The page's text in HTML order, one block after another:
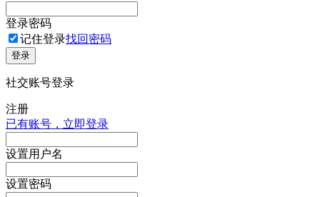
登录密码
记住登录找回密码
登录
社交账号登录
注册
已有账号，立即登录
设置用户名
设置密码